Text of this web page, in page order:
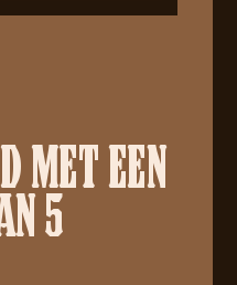
MET EEN
5